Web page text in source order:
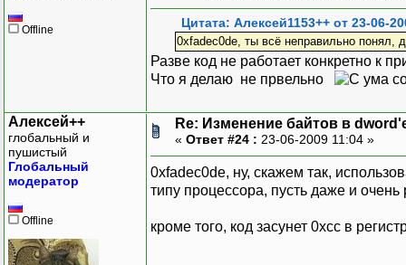
Offline
Цитата: Алексей1153++ от 23-06-
0xfadec0de, ты всё неправильно понял,
Разве код не работает конкретно к
Что я делаю не првельно
Алексей++
глобальный и
пушистый
Глобальный
модератор
Offline
Re: Изменение байтов в
« Ответ #24 : 23-06-2009 11:04 »
0xfadec0de, ну, скажем так,
типу процессора, пусть даже и
кроме того, код засунет 0xcc в